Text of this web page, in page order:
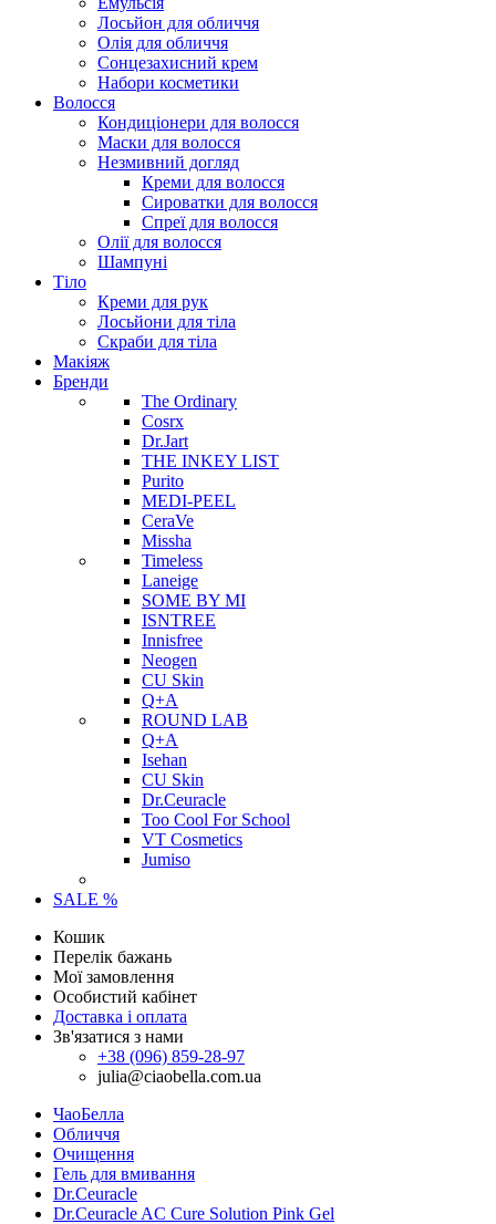
Лосьйон для обличчя
Олія для обличчя
Сонцезахисний крем
Набори косметики
Волосся
Кондиціонери для волосся
Маски для волосся
Незмивний догляд
Креми для волосся
Сироватки для волосся
Спреї для волосся
Олії для волосся
Шампуні
Тіло
Креми для рук
Лосьйони для тіла
Скраби для тіла
Макіяж
Бренди
The Ordinary
Cosrx
Dr.Jart
THE INKEY LIST
Purito
MEDI-PEEL
CeraVe
Missha
Timeless
Laneige
SOME BY MI
ISNTREE
Innisfree
Neogen
CU Skin
Q+A
ROUND LAB
Q+A
Isehan
CU Skin
Dr.Ceuracle
Too Cool For School
VT Cosmetics
Jumiso
SALE %
Кошик
Перелік бажань
Мої замовлення
Особистий кабінет
Доставка і оплата
Зв'язатися з нами
+38 (096) 859-28-97
julia@ciaobella.com.ua
ЧаоБелла
Обличчя
Очищення
Гель для вмивання
Dr.Ceuracle
Dr.Ceuracle AC Cure Solution Pink Gel